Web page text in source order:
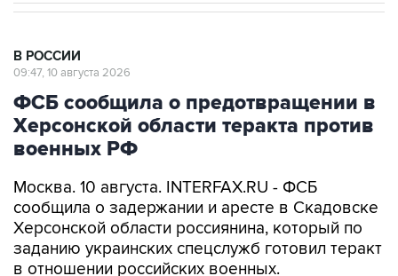
В РОССИИ
09:47, 10 августа 2026
ФСБ сообщила о предотвращении в
Херсонской области теракта против
военных РФ
Москва. 10 августа. INTERFAX.RU - ФСБ
сообщила о задержании и аресте в Скадовске
Херсонской области россиянина, который по
заданию украинских спецслужб готовил теракт
в отношении российских военных.